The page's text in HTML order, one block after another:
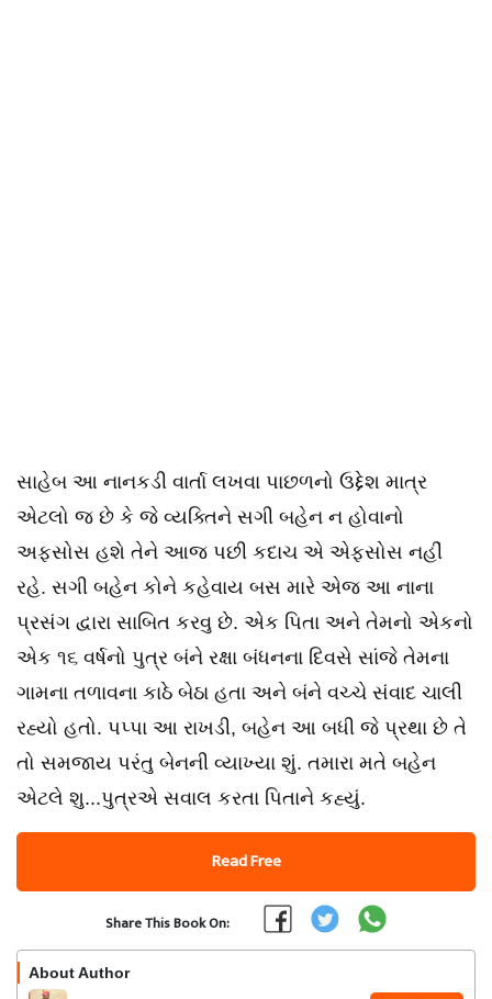
સાહેબ આ નાનકડી વાર્તા લખવા પાછળનો ઉદ્દેશ માત્ર
એટલો જ છે કે જે વ્યક્તિને સગી બહેન ન હોવાનો
અફસોસ હશે તેને આજ પછી કદાચ એ એફસોસ નહીં
રહે. સગી બહેન કોને કહેવાય બસ મારે એજ આ નાના
પ્રસંગ દ્વારા સાબિત કરવુ છે. એક પિતા અને તેમનો એકનો
એક ૧૬ વર્ષનો પુત્ર બંને રક્ષા બંધનના દિવસે સાંજે તેમના
ગામના તળાવના કાઠે બેઠા હતા અને બંને વચ્ચે સંવાદ ચાલી
રહ્યો હતો. પપ્પા આ રાખડી, બહેન આ બધી જે પ્રથા છે તે
તો સમજાય પરંતુ બેનની વ્યાખ્યા શું. તમારા મતે બહેન
એટલે શુ...પુત્રએ સવાલ કરતા પિતાને કહ્યું.
Read Free
Share This Book On:
About Author